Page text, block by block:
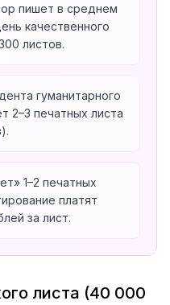
пишет в среднем
качественного
листов.
гуманитарного
2–3 печатных листа
1–2 печатных
платят
за лист.
листа (40 000